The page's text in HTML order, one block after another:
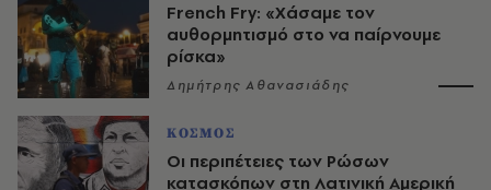
French Fry: «Χάσαμε τον
αυθορμητισμό στο να παίρνουμε
ρίσκα»
Δημήτρης Αθανασιάδης
ΚΟΣΜΟΣ
Οι περιπέτειες των Ρώσων
κατασκόπων στη Λατινική Αμερική